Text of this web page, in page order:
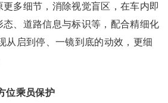
更多细节，消除视觉盲区，在车内即
、道路信息与标识等，配合精细化
从启到停、一镜到底的动效，更细
位乘员保护